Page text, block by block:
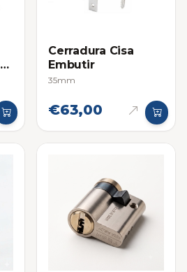
Cerradura Cisa
Embutir
35mm
€63,00